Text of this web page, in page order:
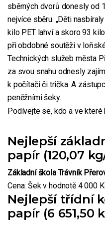
sběrných dvorů donesly od
nejvíce sběru. „Děti
kilo PET lahví a skoro 93
při obdobné soutěži v
Technických služeb města
za svou snahu odnesly
k počítači či trička. A
peněžními šeky.
Podívejte se, kdo a ve které
Nejlepší
papír (120,07
Základní škola Trávník
Cena: Šek v hodnotě 4 000
Nejlepší třídní
papír (6 651,50